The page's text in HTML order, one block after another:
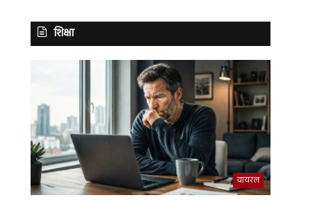
शिक्षा
वायरल